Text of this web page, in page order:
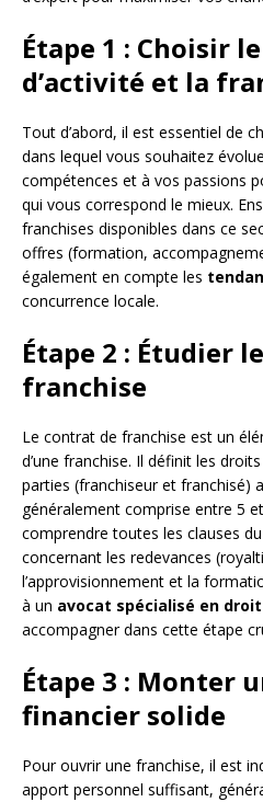
Étape 1 : Choisir
d’activité et la
Tout d’abord, il est essentiel de
dans lequel vous souhaitez
compétences et à vos passions
qui vous correspond le mieux.
franchises disponibles dans ce
offres (formation,
également en compte les
concurrence locale.
Étape 2 : Étudier
franchise
Le contrat de franchise est un
d’une franchise. Il définit les
parties (franchiseur et franchisé)
généralement comprise entre 5
comprendre toutes les clauses
concernant les redevances
l’approvisionnement et la
à un avocat spécialisé en
accompagner dans cette étape
Étape 3 : Monter
financier solide
Pour ouvrir une franchise, il est
apport personnel suffisant,